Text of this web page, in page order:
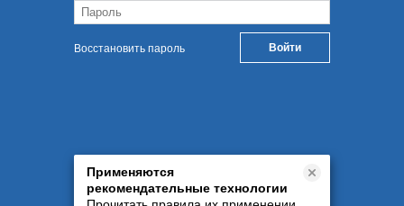
Восстановить пароль
Применяются
рекомендательные технологии